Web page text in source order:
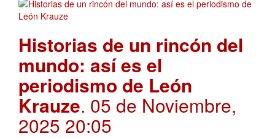
Historias de un rincón del
mundo: así es el
periodismo de León
Krauze. 05 de Noviembre,
2025 20:05